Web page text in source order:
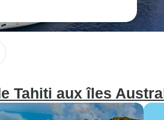
Tahiti aux îles